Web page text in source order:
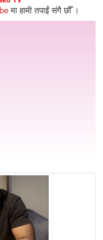
मा हामी तपाईं संगै छौँ ।